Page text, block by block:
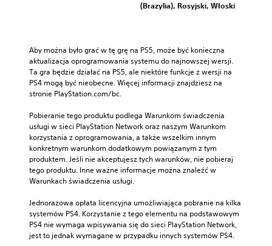
(Brazylia), Rosyjski, Włoski
Aby można było grać w tę grę na PS5, może być konieczna
aktualizacja oprogramowania systemu do najnowszej wersji.
Ta gra będzie działać na PS5, ale niektóre funkcje z wersji na
PS4 mogą być nieobecne. Więcej informacji znajdziesz na
stronie PlayStation.com/bc.
Pobieranie tego produktu podlega Warunkom świadczenia
usługi w sieci PlayStation Network oraz naszym Warunkom
korzystania z oprogramowania, a także wszelkim innym
konkretnym warunkom dodatkowym powiązanym z tym
produktem. Jeśli nie akceptujesz tych warunków, nie pobieraj
tego produktu. Inne ważne informacje można znaleźć w
Warunkach świadczenia usługi.
Jednorazowa opłata licencyjna umożliwiająca pobranie na kilka
systemów PS4. Korzystanie z tego elementu na podstawowym
PS4 nie wymaga wpisywania się do sieci PlayStation Network,
jest to jednak wymagane w przypadku innych systemów PS4.